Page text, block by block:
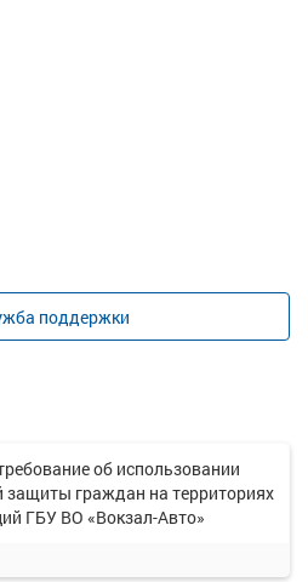
поддержки
об использовании
защиты граждан на территориях
ГБУ ВО «Вокзал-Авто»